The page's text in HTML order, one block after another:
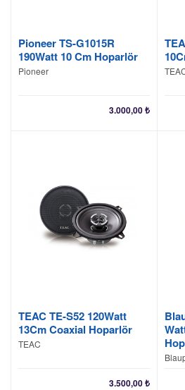
Pioneer TS-G1015R
190Watt 10 Cm Hoparlör
Pioneer
3.000,00₺
TEAC TE-S52 120Watt
13Cm Coaxial Hoparlör
TEAC
3.500,00₺